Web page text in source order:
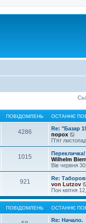
ПОВІДОМЛЕНЬ ОСТАННЄ
4286
Re: "Базар
порох
е
р
е
г
л
у
т
и
о
с
т
П'ят
1015
Перекличка!
Wilhelm
Вів червня
921
Re:
von Lutzov
Пон квітня
ПОВІДОМЛЕНЬ ОСТАННЄ
Re: Начало.